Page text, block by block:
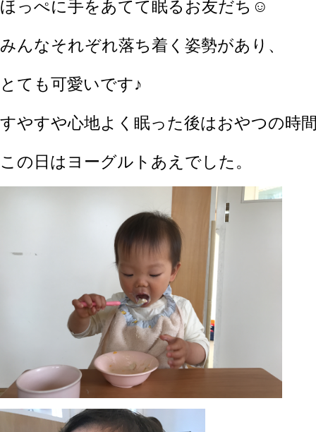
ほっぺに手をあてて眠るお友だち☺
みんなそれぞれ落ち着く姿勢があり、
とても可愛いです♪
すやすや心地よく眠った後はおやつの時
この日はヨーグルトあえでした。